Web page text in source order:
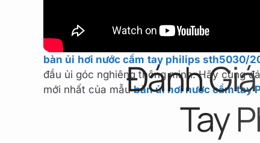
Bên cạnh câu hỏi dòngbàn ủi hơi nước
hơi nước cầm tay
bàn ủi hơi nước cầm tay philips sth5030/
đầu ủi góc nghiêng thông minh. Hãy cùng
mới nhất của mẫubàn ủi hơi nước cầm tay
Đánh
Tay